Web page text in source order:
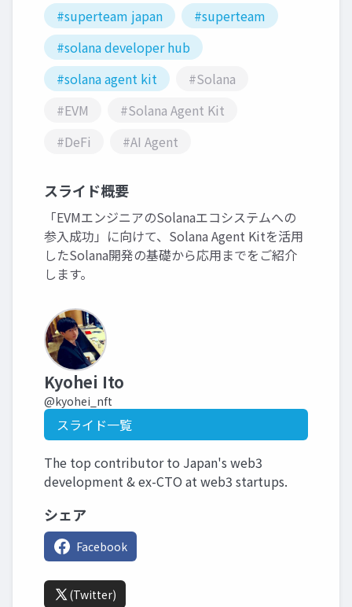
#superteam japan
#superteam
#solana developer hub
#solana agent kit
#Solana
#EVM
#Solana Agent Kit
#DeFi
#AI Agent
スライド概要
「EVMエンジニアのSolanaエコシステムへの
参入成功」に向けて、Solana Agent Kitを活用
したSolana開発の基礎から応用までをご紹介
します。
Kyohei Ito
@kyohei_nft
スライド一覧
The top contributor to Japan's web3
development & ex-CTO at web3 startups.
シェア
Facebook
(Twitter)